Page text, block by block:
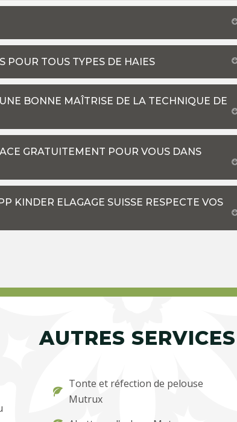
POUR TOUS TYPES DE HAIES
BONNE MAÎTRISE DE LA TECHNIQUE DE
GRATUITEMENT POUR VOUS DANS
KINDER ELAGAGE SUISSE RESPECTE VOS
AUTRES SERVICES
Tonte et réfection de pelouse
Mutrux